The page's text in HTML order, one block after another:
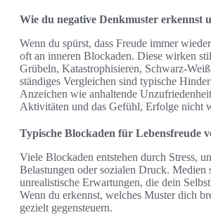
Wie du negative Denkmuster erkennst
Wenn du spürst, dass Freude immer
oft an inneren Blockaden. Diese wirken
Grübeln, Katastrophisieren, Schwarz-
ständiges Vergleichen sind typische
Anzeichen wie anhaltende
Aktivitäten und das Gefühl, Erfolge nicht
Typische Blockaden für Lebensfreude
Viele Blockaden entstehen durch Stress,
Belastungen oder sozialen Druck. Medien
unrealistische Erwartungen, die dein
Wenn du erkennst, welches Muster dich
gezielt gegensteuern.